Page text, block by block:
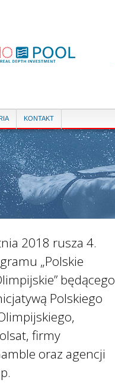
KONTAKT
2018 rusza 4.
„Polskie
będącego
Polskiego
firmy
oraz agencji